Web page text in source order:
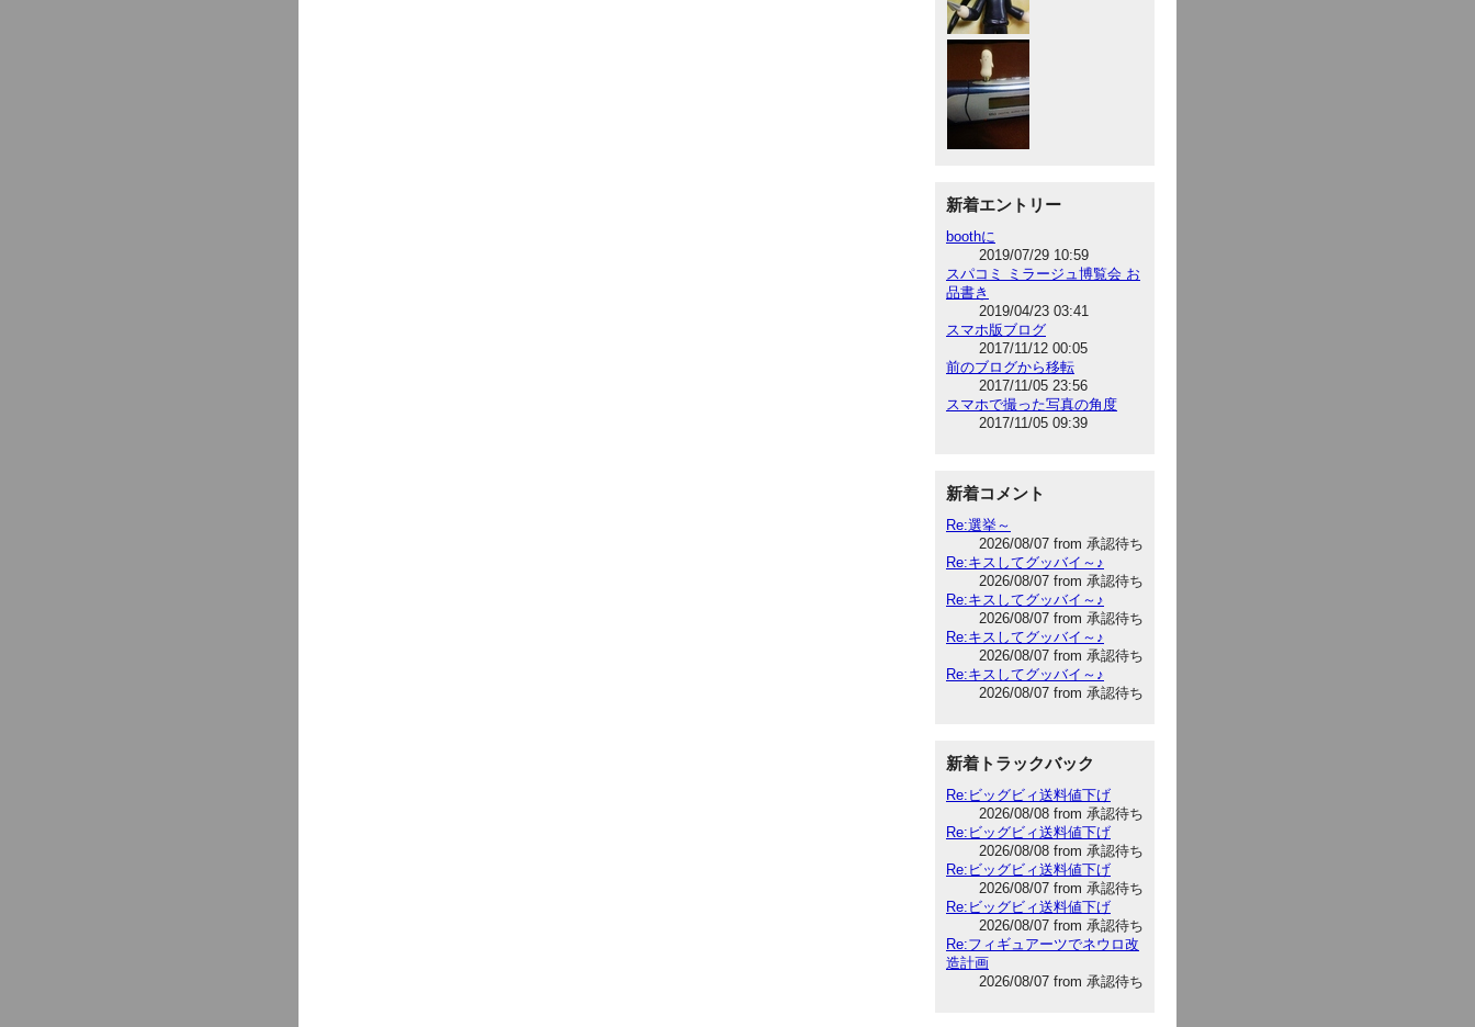
新着エントリー
boothに
2019/07/29 10:59
スパコミ ミラージュ博覧会 お
品書き
2019/04/23 03:41
スマホ版ブログ
2017/11/12 00:05
前のブログから移転
2017/11/05 23:56
スマホで撮った写真の角度
2017/11/05 09:39
新着コメント
Re:選挙～
2026/08/07 from 承認待ち
Re:キスしてグッバイ～♪
2026/08/07 from 承認待ち
Re:キスしてグッバイ～♪
2026/08/07 from 承認待ち
Re:キスしてグッバイ～♪
2026/08/07 from 承認待ち
Re:キスしてグッバイ～♪
2026/08/07 from 承認待ち
新着トラックバック
Re:ビッグビィ送料値下げ
2026/08/08 from 承認待ち
Re:ビッグビィ送料値下げ
2026/08/08 from 承認待ち
Re:ビッグビィ送料値下げ
2026/08/07 from 承認待ち
Re:ビッグビィ送料値下げ
2026/08/07 from 承認待ち
Re:フィギュアーツでネウロ改
造計画
2026/08/07 from 承認待ち